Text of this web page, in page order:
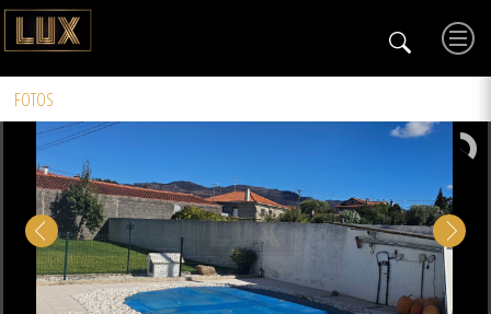
FOTOS